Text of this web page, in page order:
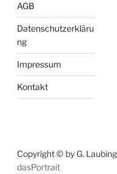
AGB
Datenschutzerkläru
ng
Impressum
Kontakt
Copyright © by G.
dasPortrait